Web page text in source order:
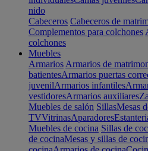
nido
Cabeceros Cabeceros de
Complementos para colchones
colchones
Muebles
Armarios Armarios de
batientesArmarios puertas
juvenilArmarios infantiles
vestidoresArmarios auxiliares
Muebles de salón SillasMesas
TVVitrinasAparadores
Muebles de cocina Sillas de
de cocinaMesas y sillas de